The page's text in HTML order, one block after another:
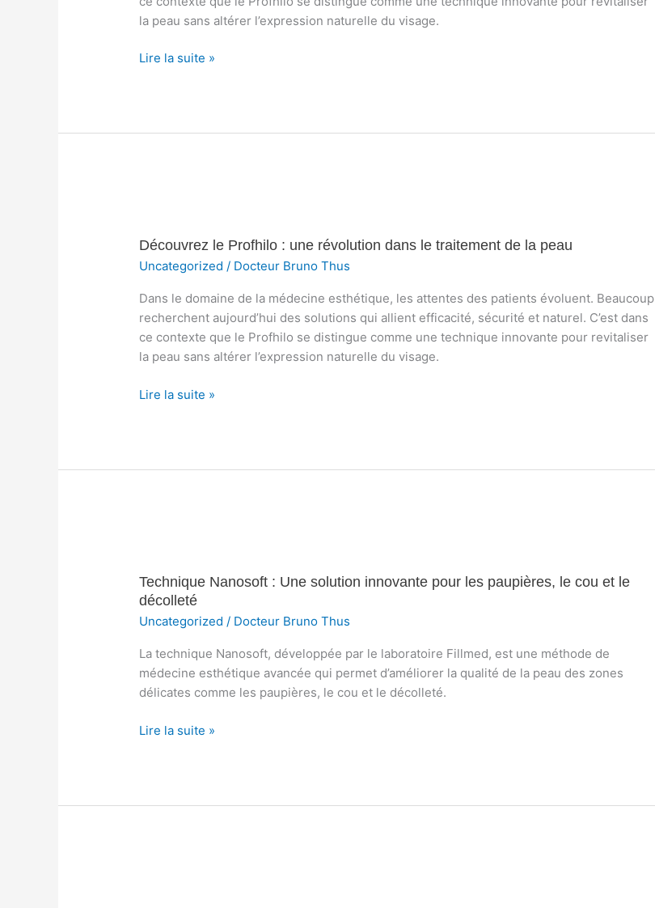
la peau sans altérer l’expression naturelle du visage.
naturelles
et
mesure
Lire la suite »
Découvrez le Profhilo : une révolution dans le traitement de la peau
Uncategorized / Docteur Bruno Thus
Dans le domaine de la médecine esthétique, les attentes des patients évoluent. Beaucoup
recherchent aujourd’hui des solutions qui allient efficacité, sécurité et naturel. C’est dans
ce contexte que le Profhilo se distingue comme une technique innovante pour revitaliser
la peau sans altérer l’expression naturelle du visage.
Profhilo
:
révolution
dans
le
traitement
la
Lire la suite »
Technique Nanosoft : Une solution innovante pour les paupières, le cou et le
décolleté
Uncategorized / Docteur Bruno Thus
La technique Nanosoft, développée par le laboratoire Fillmed, est une méthode de
médecine esthétique avancée qui permet d’améliorer la qualité de la peau des zones
délicates comme les paupières, le cou et le décolleté.
:
Une
solution
pour
les
paupières,
cou
Lire la suite »